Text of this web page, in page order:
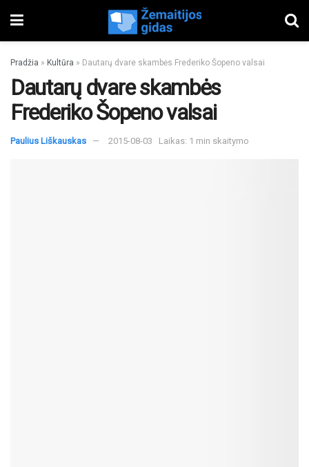
Pradžia » Kultūra » Dautarų dvare skambės Frederiko Šopeno valsai
Dautarų dvare skambės
Frederiko Šopeno valsai
Paulius Liškauskas 2015-08-03 Laikas: 1 min skaitymo